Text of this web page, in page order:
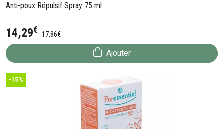
Anti-poux Répulsif Spray 75 ml
14,29€ 17,86€
Ajouter
-15%